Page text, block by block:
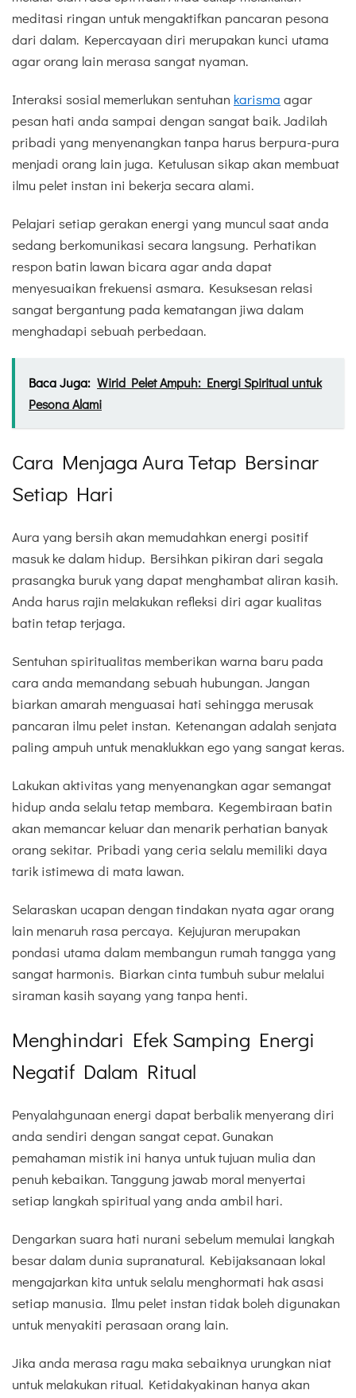
meditasi ringan untuk mengaktifkan pancaran pesona
dari dalam. Kepercayaan diri merupakan kunci utama
agar orang lain merasa sangat nyaman.
Interaksi sosial memerlukan sentuhan karisma agar
pesan hati anda sampai dengan sangat baik. Jadilah
pribadi yang menyenangkan tanpa harus berpura-pura
menjadi orang lain juga. Ketulusan sikap akan membuat
ilmu pelet instan ini bekerja secara alami.
Pelajari setiap gerakan energi yang muncul saat anda
sedang berkomunikasi secara langsung. Perhatikan
respon batin lawan bicara agar anda dapat
menyesuaikan frekuensi asmara. Kesuksesan relasi
sangat bergantung pada kematangan jiwa dalam
menghadapi sebuah perbedaan.
Baca Juga: Wirid Pelet Ampuh: Energi Spiritual untuk
Pesona Alami
Cara Menjaga Aura Tetap Bersinar
Setiap Hari
Aura yang bersih akan memudahkan energi positif
masuk ke dalam hidup. Bersihkan pikiran dari segala
prasangka buruk yang dapat menghambat aliran kasih.
Anda harus rajin melakukan refleksi diri agar kualitas
batin tetap terjaga.
Sentuhan spiritualitas memberikan warna baru pada
cara anda memandang sebuah hubungan. Jangan
biarkan amarah menguasai hati sehingga merusak
pancaran ilmu pelet instan. Ketenangan adalah senjata
paling ampuh untuk menaklukkan ego yang sangat keras.
Lakukan aktivitas yang menyenangkan agar semangat
hidup anda selalu tetap membara. Kegembiraan batin
akan memancar keluar dan menarik perhatian banyak
orang sekitar. Pribadi yang ceria selalu memiliki daya
tarik istimewa di mata lawan.
Selaraskan ucapan dengan tindakan nyata agar orang
lain menaruh rasa percaya. Kejujuran merupakan
pondasi utama dalam membangun rumah tangga yang
sangat harmonis. Biarkan cinta tumbuh subur melalui
siraman kasih sayang yang tanpa henti.
Menghindari Efek Samping Energi
Negatif Dalam Ritual
Penyalahgunaan energi dapat berbalik menyerang diri
anda sendiri dengan sangat cepat. Gunakan
pemahaman mistik ini hanya untuk tujuan mulia dan
penuh kebaikan. Tanggung jawab moral menyertai
setiap langkah spiritual yang anda ambil hari.
Dengarkan suara hati nurani sebelum memulai langkah
besar dalam dunia supranatural. Kebijaksanaan lokal
mengajarkan kita untuk selalu menghormati hak asasi
setiap manusia. Ilmu pelet instan tidak boleh digunakan
untuk menyakiti perasaan orang lain.
Jika anda merasa ragu maka sebaiknya urungkan niat
untuk melakukan ritual. Ketidakyakinan hanya akan